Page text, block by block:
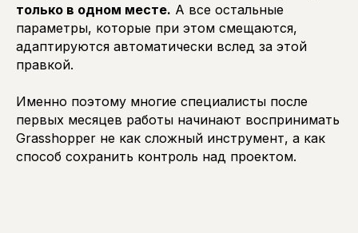
только в одном месте. А все остальные
параметры, которые при этом смещаются,
адаптируются автоматически вслед за этой
правкой.
Именно поэтому многие специалисты после
первых месяцев работы начинают воспринимать
Grasshopper не как сложный инструмент, а как
способ сохранить контроль над проектом.